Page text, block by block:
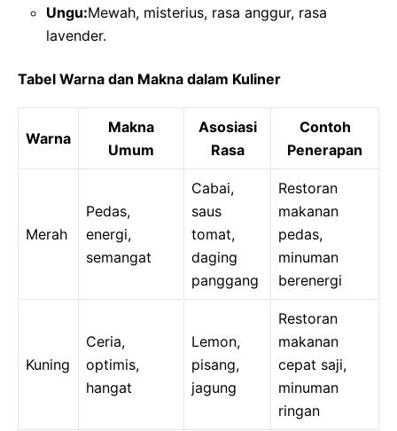
Ungu:Mewah, misterius, rasa anggur, rasa
lavender.
Tabel Warna dan Makna dalam Kuliner
Warna
Makna
Umum
Asosiasi
Rasa
Contoh
Penerapan
Merah
Pedas,
energi,
semangat
Cabai,
saus
tomat,
daging
panggang
Restoran
makanan
pedas,
minuman
berenergi
Kuning
Ceria,
optimis,
hangat
Lemon,
pisang,
jagung
Restoran
makanan
cepat saji,
minuman
ringan